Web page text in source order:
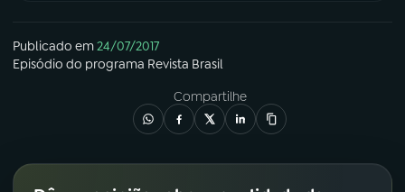
Publicado em24/07/2017
Episódio do programa Revista Brasil
Compartilhe